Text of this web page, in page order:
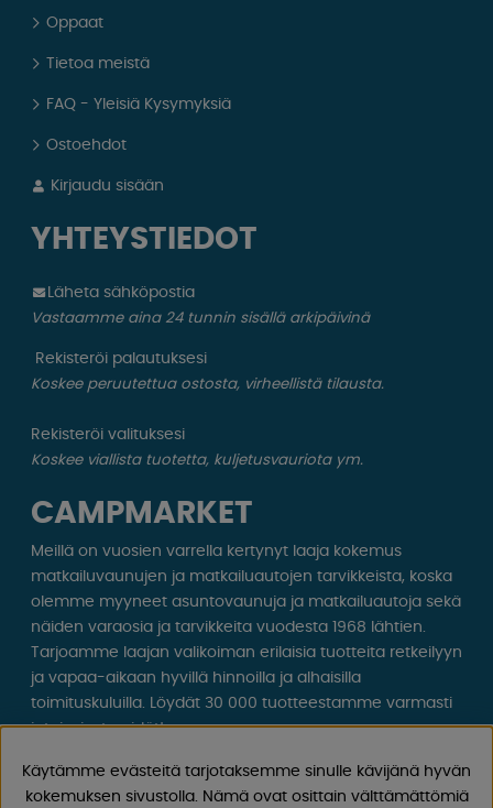
Oppaat
Tietoa meistä
FAQ - Yleisiä Kysymyksiä
Ostoehdot
Kirjaudu sisään
YHTEYSTIEDOT
Läheta sähköpostia
Vastaamme aina 24 tunnin sisällä arkipäivinä
Rekisteröi palautuksesi
Koskee peruutettua ostosta, virheellistä tilausta.
Rekisteröi valituksesi
Koskee viallista tuotetta, kuljetusvauriota ym.
CAMPMARKET
Meillä on vuosien varrella kertynyt laaja kokemus
matkailuvaunujen ja matkailuautojen tarvikkeista, koska
olemme myyneet asuntovaunuja ja matkailuautoja sekä
näiden varaosia ja tarvikkeita vuodesta 1968 lähtien.
Tarjoamme laajan valikoiman erilaisia ​​tuotteita retkeilyyn
ja vapaa-aikaan hyvillä hinnoilla ja alhaisilla
toimituskuluilla. Löydät 30 000 tuotteestamme varmasti
jotain, josta pidät!
Seuraa meitä Facebookissa ja Instagramissa saadaksesi
inspiraatiota, uutisia ja ainutlaatuisia tarjouksia.
Käytämme evästeitä tarjotaksemme sinulle kävijänä hyvän
kokemuksen sivustolla. Nämä ovat osittain välttämättömiä